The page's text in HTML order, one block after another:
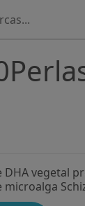
vegetal
microalga